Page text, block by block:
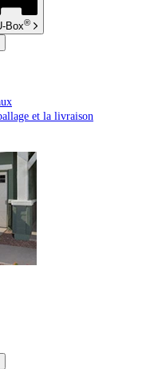
Box®
et la livraison